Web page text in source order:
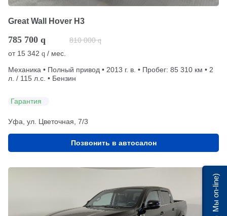
Great Wall Hover H3
785 700 q 810 000 q
от 15 342 q / мес.
Механика • Полный привод • 2013 г. в. • Пробег: 85 310 км • 2
л. / 115 л.с. • Бензин
Гарантия
Уфа, ул. Цветочная, 7/3
Позвонить в автосалон
Мы on-line)